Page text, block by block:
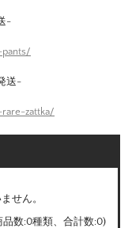
-
送-
zattka/
せん。
品数:0種類、合計数:0)